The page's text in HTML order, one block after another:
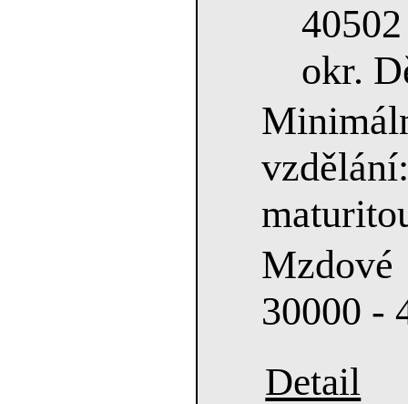
okr.
30000 -
Detail